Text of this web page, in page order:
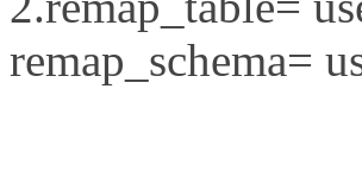
remap_schema=